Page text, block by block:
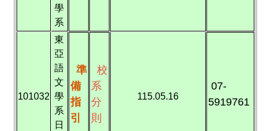
學
系
101032
東
亞
語
文
學
系
日
準
備
指
引
校
系
分
則
115.05.16
07-
5919761